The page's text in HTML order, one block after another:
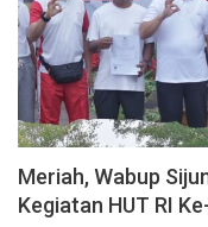
Meriah, Wabup
Kegiatan HUT RI